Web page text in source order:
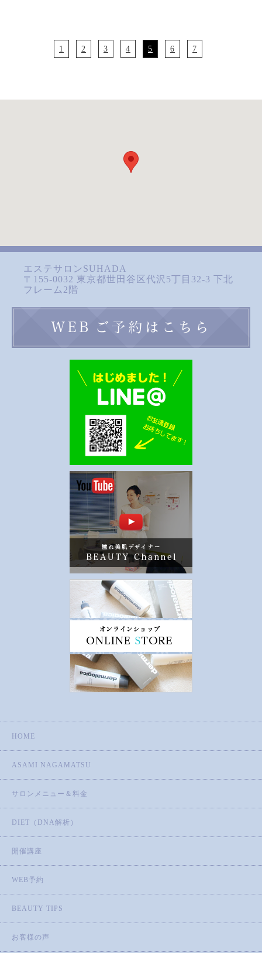
1 2 3 4 5 6 7
エステサロンSUHADA
〒155-0032 東京都世田谷区代沢5丁目32-3 下北
フレーム2階
HOME
ASAMI NAGAMATSU
サロンメニュー＆料金
DIET（DNA解析）
開催講座
WEB予約
BEAUTY TIPS
お客様の声